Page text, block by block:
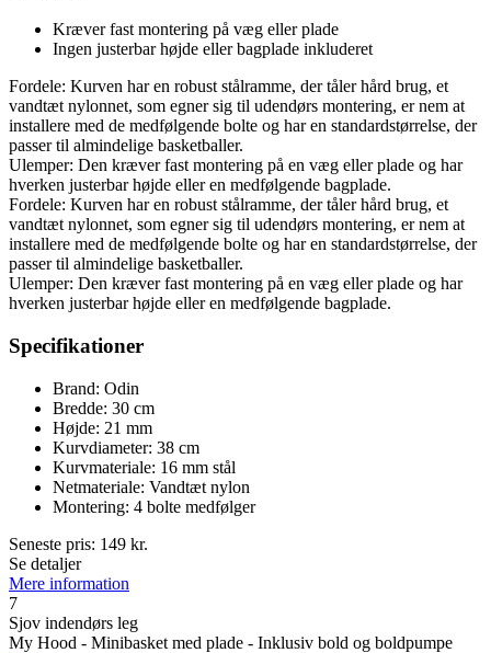
Kræver fast montering på væg eller plade
Ingen justerbar højde eller bagplade inkluderet
Fordele: Kurven har en robust stålramme, der tåler hård brug, et
vandtæt nylonnet, som egner sig til udendørs montering, er nem at
installere med de medfølgende bolte og har en standardstørrelse, der
passer til almindelige basketballer.
Ulemper: Den kræver fast montering på en væg eller plade og har
hverken justerbar højde eller en medfølgende bagplade.
Fordele: Kurven har en robust stålramme, der tåler hård brug, et
vandtæt nylonnet, som egner sig til udendørs montering, er nem at
installere med de medfølgende bolte og har en standardstørrelse, der
passer til almindelige basketballer.
Ulemper: Den kræver fast montering på en væg eller plade og har
hverken justerbar højde eller en medfølgende bagplade.
Specifikationer
Brand: Odin
Bredde: 30 cm
Højde: 21 mm
Kurvdiameter: 38 cm
Kurvmateriale: 16 mm stål
Netmateriale: Vandtæt nylon
Montering: 4 bolte medfølger
Seneste pris: 149 kr.
Se detaljer
Mere information
7
Sjov indendørs leg
My Hood - Minibasket med plade - Inklusiv bold og boldpumpe